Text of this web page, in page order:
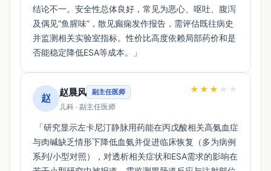
结论不一。安全性总体良好，常见为恶心、呕吐、腹泻
及偶见“鱼腥味”，散见癫痫发作报告，需评估既往病史
并监测相关实验室指标。性价比高度依赖局部药价和是
否能稳定降低ESA等成本。」
赵 赵晨风 副主任医师
儿科 · 副主任医师
★ ★ ★ ★ ★
与肉碱缺乏情形下降低血氨并促进临床恢复（多为病例
系列/小型对照），对透析相关症状和ESA需求的影响在